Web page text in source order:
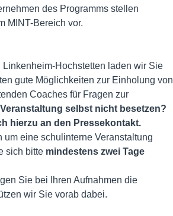
des Programms stellen
MINT-Bereich vor.
Hochstetten laden wir Sie
gute Möglichkeiten zur Einholung von
Coaches für Fragen zur
selbst nicht besetzen?
hierzu an den Pressekontakt.
um eine schulinterne Veranstaltung
sich bitte mindestens zwei Tage
Sie bei Ihren Aufnahmen die
wir Sie vorab dabei.